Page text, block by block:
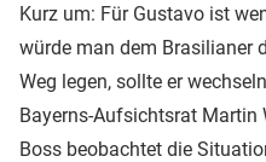
Kurz um: Für Gustavo ist
würde man dem Brasilianer
Weg legen, sollte er
Bayerns-Aufsichtsrat Martin
Boss beobachtet die